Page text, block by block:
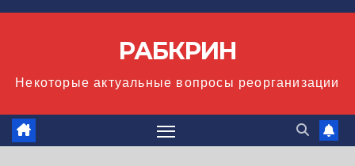
Перейти
РАБКРИН
Некоторые актуальные вопросы реорганизации